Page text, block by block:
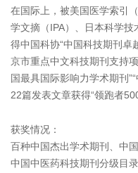
在国际上，被美国医学索引
学文摘（IPA）、日本科学
得中国科协“中国科技期刊
京市重点中文科技期刊支持
国最具国际影响力学术期刊
22篇发表文章获得“领跑者
获奖情况：
百种中国杰出学术期刊、中
中国中医药科技期刊分级目